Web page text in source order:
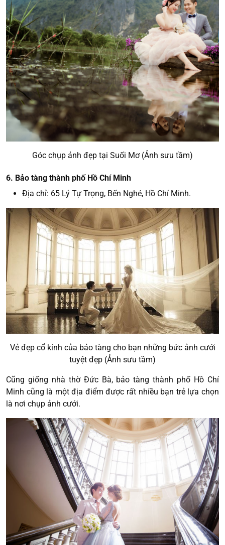
Góc chụp ảnh đẹp tại Suối Mơ (Ảnh sưu tầm)
6. Bảo tàng thành phố Hồ Chí Minh
Địa chỉ: 65 Lý Tự Trọng, Bến Nghé, Hồ Chí Minh.
Vẻ đẹp cổ kính của bảo tàng cho bạn những bức ảnh cưới
tuyệt đẹp (Ảnh sưu tầm)
Cũng giống nhà thờ Đức Bà, bảo tàng thành phố Hồ Chí
Minh cũng là một địa điểm được rất nhiều bạn trẻ lựa chọn
là nơi chụp ảnh cưới.